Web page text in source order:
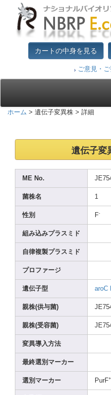
カートの中身を見る
ご意見・
ホーム > 遺伝子変異株 > 詳細
遺伝子変
ME No.
菌株名 1
性別 F-
組み込みプラスミド
自律複製プラスミド
プロファージ
遺伝子型 aroC
親株(供与菌)
親株(受容菌)
変異導入方法
最終選別マーカー
選別マーカー PurF+